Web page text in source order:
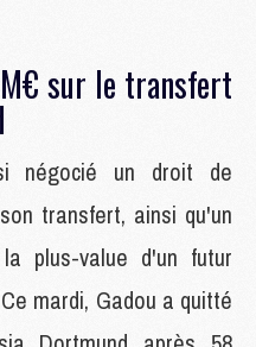
sur le transfert
négocié un droit de
transfert, ainsi qu'un
plus-value d'un futur
mardi, Gadou a quitté